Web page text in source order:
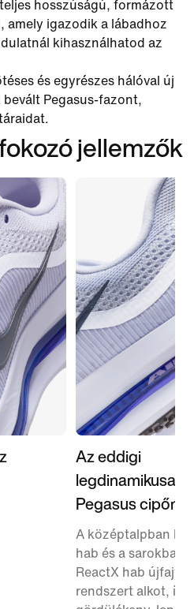
hosszúságú, formázott
amely igazodik a lábadhoz
kihasználhatod az
és egyrészes hálóval új
Pegasus-fazont,
jellemzők
Az eddigi
legdinamikusabb
Pegasus cipőnk
A középtalpban
hab és a sarokban
ReactX hab újfajta
rendszert alkot, így